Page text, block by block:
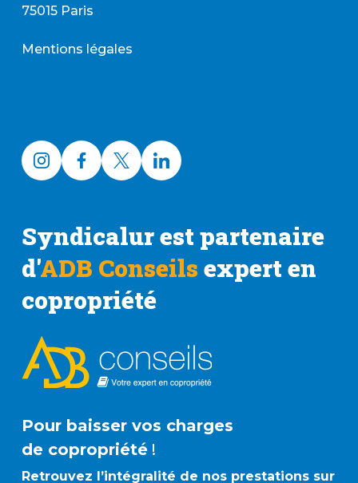
75015 Paris
Mentions légales
Syndicalur est partenaire
d'ADB Conseils expert en
copropriété
Pour baisser vos charges
de copropriété!
Retrouvez l’intégralité de nos prestations sur